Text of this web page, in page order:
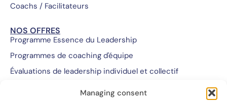
Managing consent
Coachs / Facilitateurs
NOS OFFRES
Programme Essence du Leadership
Programmes de coaching d'équipe
Évaluations de leadership individuel et collectif